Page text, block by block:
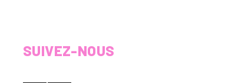
SUIVEZ-NOUS